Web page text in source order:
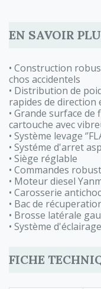
EN SAVOIR
• Construction
chos accidentels
• Distribution de
rapides de direction
• Grande surface
cartouche avec
• Système levage
• Systéme d'arret
• Siège réglable
• Commandes
• Moteur diesel
• Carosserie antichoc
• Bac de
• Brosse latérale
• Système
FICHE